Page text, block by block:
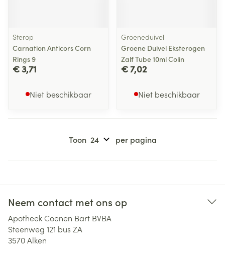
Sterop
Carnation Anticors Corn
Rings 9
€ 3,71
Niet beschikbaar
Groeneduivel
Groene Duivel Eksterogen
Zalf Tube 10ml Colin
€ 7,02
Niet beschikbaar
Toon per pagina
Neem contact met ons op
Apotheek Coenen Bart BVBA
Steenweg 121 bus ZA
3570Alken